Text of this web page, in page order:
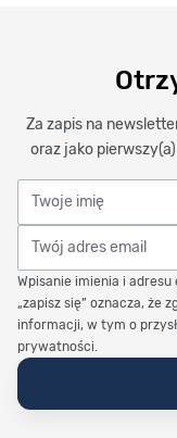
Za zapis na
oraz jako
Twoje imię
Twój adres email
Wpisanie imienia i
„zapisz się” oznacza, że
informacji, w tym o
prywatności.